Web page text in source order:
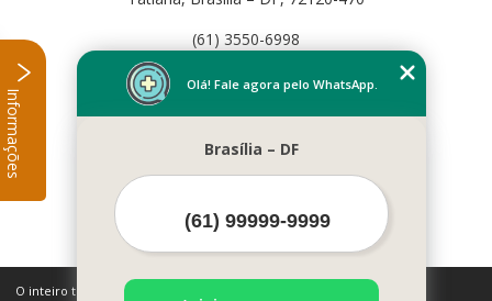
(61) 3550-6998
Home
Serviços
Contato
Mais Serviços
O inteiro teor deste site está sujeito à proteção de direitos autorais.
Olá! Fale agora pelo WhatsApp.
Brasília – DF
Informações